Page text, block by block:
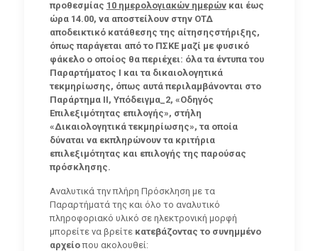
προθεσμίας 10 ημερολογιακών ημερώνκαι έως
ώρα 14.00, να αποστείλουν στην ΟΤΔ
αποδεικτικό κατάθεσης της αίτησηςστήριξης,
όπως παράγεται από το ΠΣΚΕ μαζί με φυσικό
φάκελο ο οποίος θα περιέχει: όλα τα έντυπα του
Παραρτήματος Ι και τα δικαιολογητικά
τεκμηρίωσης, όπως αυτά περιλαμβάνονται στο
Παράρτημα ΙΙ, Υπόδειγμα_2, «Οδηγός
Επιλεξιμότητας επιλογής», στήλη
«Δικαιολογητικά τεκμηρίωσης», τα οποία
δύναται να εκπληρώνουν τα κριτήρια
επιλεξιμότητας και επιλογής της παρούσας
πρόσκλησης.
Αναλυτικά την πλήρη Πρόσκληση με τα
Παραρτήματά της και όλο το αναλυτικό
πληροφοριακό υλικό σε ηλεκτρονική μορφή
μπορείτε να βρείτε κατεβάζοντας το συνημμένο
αρχείοπου ακολουθεί: